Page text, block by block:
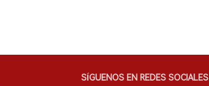
SÍGUENOS EN REDES SOCIALES